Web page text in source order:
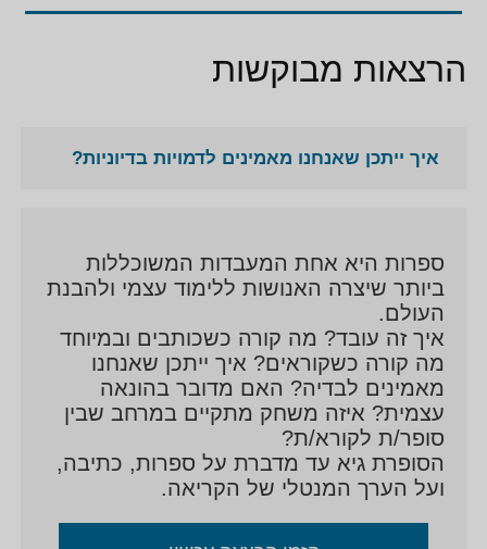
הרצאות מבוקשות
איך ייתכן שאנחנו מאמינים לדמויות בדיוניות?
ספרות היא אחת המעבדות המשוכללות
ביותר שיצרה האנושות ללימוד עצמי ולהבנת
העולם.
איך זה עובד? מה קורה כשכותבים ובמיוחד
מה קורה כשקוראים? איך ייתכן שאנחנו
מאמינים לבדיה? האם מדובר בהונאה
עצמית? איזה משחק מתקיים במרחב שבין
סופר/ת לקורא/ת?
הסופרת גיא עד מדברת על ספרות, כתיבה,
ועל הערך המנטלי של הקריאה.